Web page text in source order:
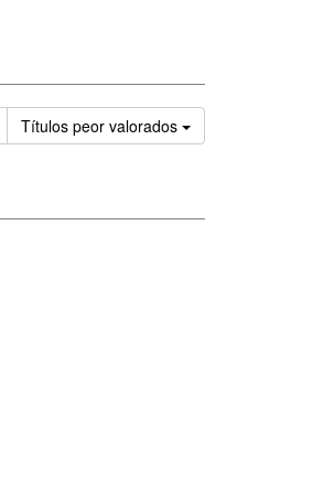
Títulos peor valorados Ordenar